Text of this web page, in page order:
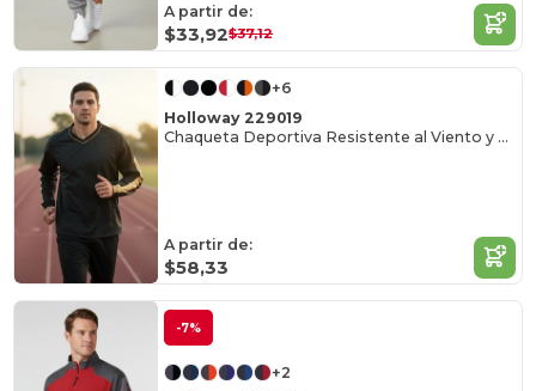
A partir de:
$33,92$37,12
+6
Holloway 229019
Chaqueta Deportiva Resistente al Viento y Agua
A partir de:
$58,33
-7%
+2